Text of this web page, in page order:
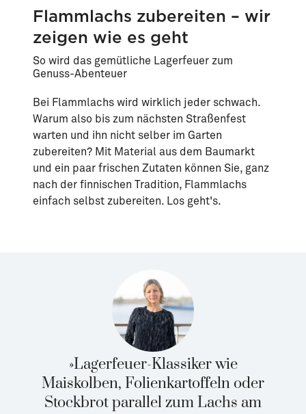
Flammlachs zubereiten – wir
zeigen wie es geht
So wird das gemütliche Lagerfeuer zum
Genuss-Abenteuer
Bei Flammlachs wird wirklich jeder schwach.
Warum also bis zum nächsten Straßenfest
warten und ihn nicht selber im Garten
zubereiten? Mit Material aus dem Baumarkt
und ein paar frischen Zutaten können Sie, ganz
nach der finnischen Tradition, Flammlachs
einfach selbst zubereiten. Los geht's.
»Lagerfeuer-Klassiker wie
Maiskolben, Folienkartoffeln oder
Stockbrot parallel zum Lachs am